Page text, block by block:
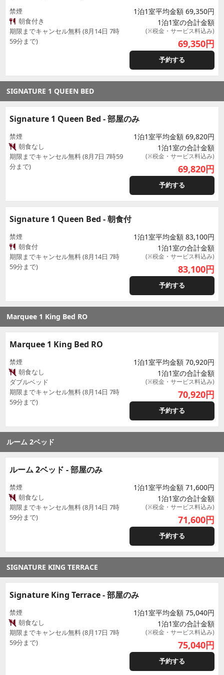
禁煙
朝食付き
期限までキャンセル無料 (8月14日 7時
59分まで)
1泊1室平均金額 69,350円
1泊1室の合計金額
(※税金・サービス料込み)
69,350円
予約する
SIGNATURE 1 QUEEN BED
Signature 1 Queen Bed - 部屋のみ
禁煙
朝食なし
期限までキャンセル無料 (8月7日 7時59
分まで)
1泊1室平均金額 69,820円
1泊1室の合計金額
(※税金・サービス料込み)
69,820円
予約する
Signature 1 Queen Bed - 朝食付
禁煙
朝食付
期限までキャンセル無料 (8月14日 7時
59分まで)
1泊1室平均金額 83,100円
1泊1室の合計金額
(※税金・サービス料込み)
83,100円
予約する
Marquee 1 King Bed RO
Marquee 1 King Bed RO
禁煙
朝食なし
ダブルベッド
期限までキャンセル無料 (8月14日 7時
59分まで)
1泊1室平均金額 70,920円
1泊1室の合計金額
(※税金・サービス料込み)
70,920円
予約する
ルーム 2ベッド
ルーム 2ベッド - 部屋のみ
禁煙
朝食なし
期限までキャンセル無料 (8月14日 7時
59分まで)
1泊1室平均金額 71,600円
1泊1室の合計金額
(※税金・サービス料込み)
71,600円
予約する
SIGNATURE KING TERRACE
Signature King Terrace - 部屋のみ
禁煙
朝食なし
期限までキャンセル無料 (8月17日 7時
59分まで)
1泊1室平均金額 75,040円
1泊1室の合計金額
(※税金・サービス料込み)
75,040円
予約する